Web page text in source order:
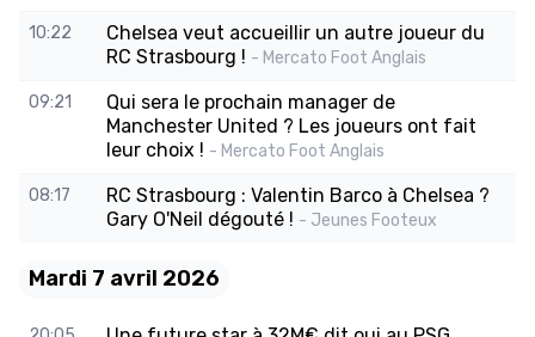
10:22
Chelsea veut accueillir un autre joueur du
RC Strasbourg ! - Mercato Foot Anglais
09:21
Qui sera le prochain manager de
Manchester United ? Les joueurs ont fait
leur choix ! - Mercato Foot Anglais
08:17
RC Strasbourg : Valentin Barco à Chelsea ?
Gary O'Neil dégouté ! - Jeunes Footeux
Mardi 7 avril 2026